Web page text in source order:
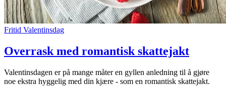
Fritid Valentinsdag
Overrask med romantisk skattejakt
Valentinsdagen er på mange måter en gyllen anledning til å gjøre
noe ekstra hyggelig med din kjære - som en romantisk skattejakt.